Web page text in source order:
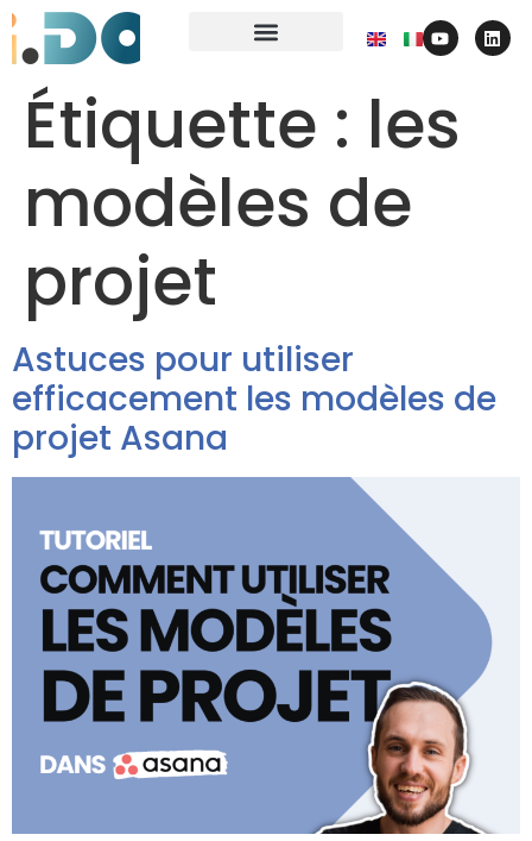
Étiquette : les
modèles de
projet
Astuces pour utiliser
efficacement les modèles de
projet Asana